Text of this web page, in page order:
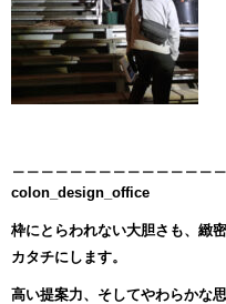
colon_design_office
枠にとらわれない大胆さも、緻
カタチにします。
高い提案力、そしてやわらかな